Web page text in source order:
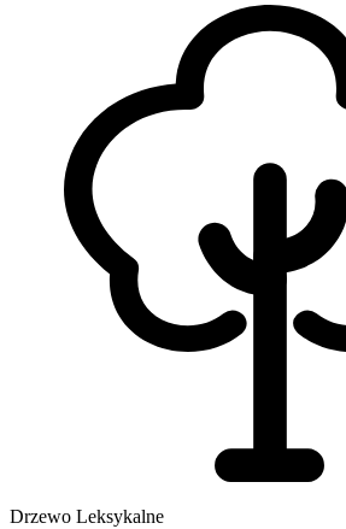
Drzewo Leksykalne